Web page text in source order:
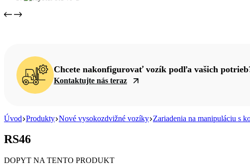
Chcete nakonfigurovať vozík podľa vašich
Kontaktujte nás teraz
Úvod Produkty Nové vysokozdvižné vozíky Zariadenia na manipuláciu s
RS46
DOPYT NA TENTO PRODUKT